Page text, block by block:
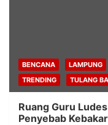
BENCANA LAMPUNG
TRENDING
TULANG
Ruang Guru
Penyebab